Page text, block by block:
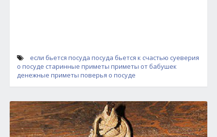
если бьется посуда посуда бьется к счастью суеверия
о посуде старинные приметы приметы от бабушек
денежные приметы поверья о посуде